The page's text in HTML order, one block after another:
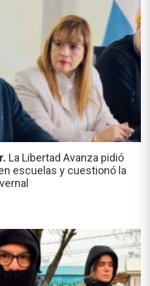
La Libertad Avanza pidió
escuelas y cuestionó la